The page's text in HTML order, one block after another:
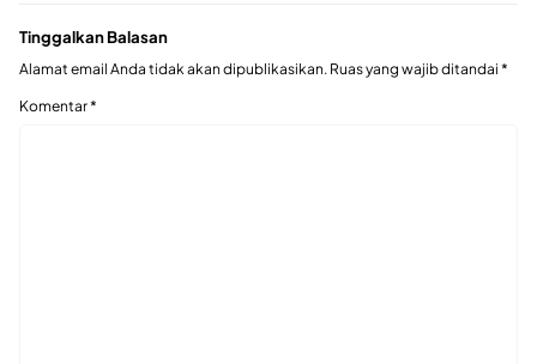
Tinggalkan Balasan
Alamat email Anda tidak akan dipublikasikan. Ruas yang wajib ditandai *
Komentar*